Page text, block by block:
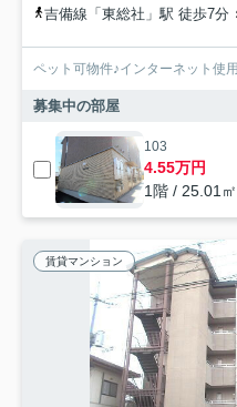
吉備線「東総社」駅 徒歩7分
ペット可物件♪インターネット使
募集中の部屋
103
4.55万円
1階 / 25.01
賃貸マンション